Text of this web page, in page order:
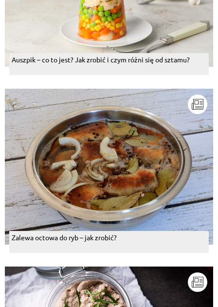
Auszpik – co to jest? Jak zrobić i czym różni się od sztamu?
Zalewa octowa do ryb – jak zrobić?